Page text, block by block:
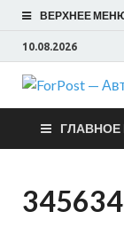
ВЕРХНЕЕ
10.08.2026